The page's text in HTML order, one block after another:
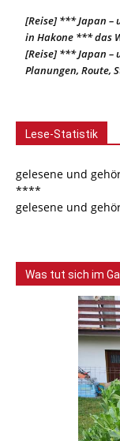
[Reise] *** Japan –
in Hakone *** das
[Reise] *** Japan –
Planungen, Route,
Lese-Statistik
gelesene und
****
gelesene und
Was tut sich im